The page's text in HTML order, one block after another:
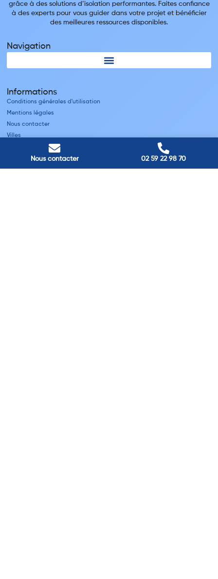
Nous contacter 02 59 22 98 70
grâce à des solutions d’isolation performantes. Faites confiance
à des experts pour vous guider dans votre projet et bénéficier
des meilleures ressources disponibles.
Navigation
Informations
Conditions générales d'utilisation
Mentions légales
Nous contacter
Villes
Nos adresses
Louviers